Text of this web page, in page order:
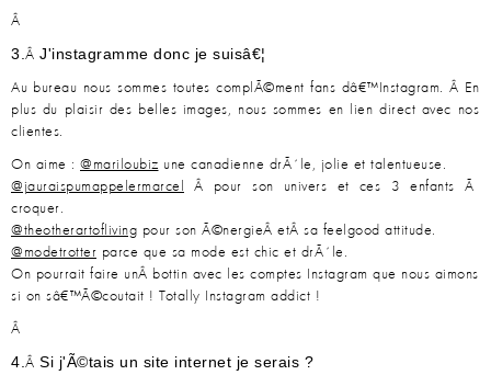
Â
3. Â J'instagramme donc je suisâ€¦
Au bureau nous sommes toutes complÃ©ment fans dâ€™Instagram. Â En
plus du plaisir des belles images, nous sommes en lien direct avec nos
clientes.
On aime : @mariloubiz une canadienne drÃ´le, jolie et talentueuse.
@jauraispumappelermarcel
Â pour son univers et ces 3 enfants Ã
croquer.
@theotherartofliving pour son Ã©nergieÂ etÂ sa feelgood attitude.
@modetrotter parce que sa mode est chic et drÃ´le.
On pourrait faire unÂ bottin avec les comptes Instagram que nous aimons
si on sâ€™Ã©coutait ! Totally Instagram addict !
Â
4. Â Si j'Ã©tais un site internet je serais ?